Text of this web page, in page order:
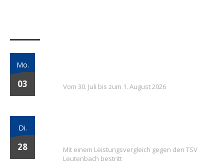
Mo.
03 Vom 30. Juli bis zum 1. August 2026
Di.
28
Mit einem Leistungsvergleich gegen den TSV
Leutenbach bestritt